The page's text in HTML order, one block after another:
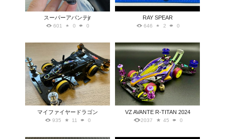
スーパーアバンテjr
601 0 0
RAY SPEAR
646 2 0
マイファイヤードラゴン
935 11 0
VZ AVANTE R-TITAN 2024
2037 45 0